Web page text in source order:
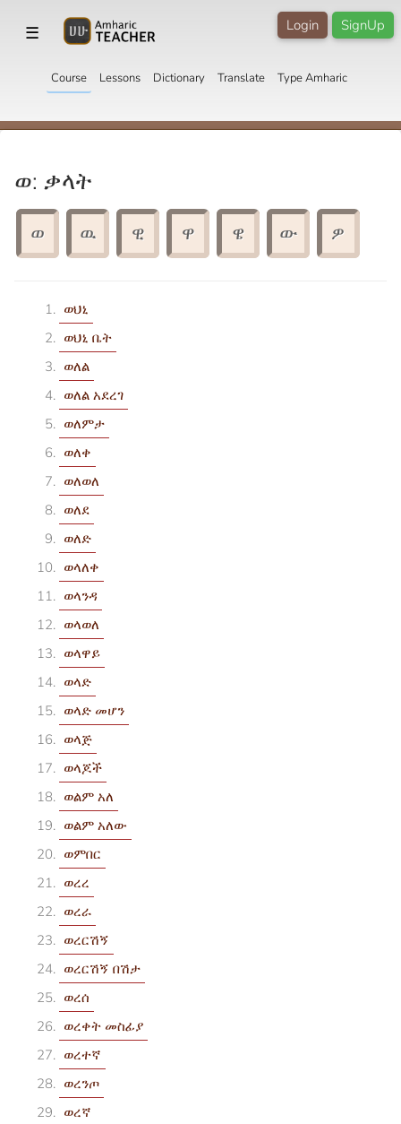
☰ SignUp
Login
Course Lessons Dictionary Translate Type Amharic
ወ: ቃላት
ወ ዉ ዊ ዋ ዌ ው ዎ
ወህኒ
ወህኒ ቤት
ወለል
ወለል አደረገ
ወለምታ
ወለቀ
ወለወለ
ወለደ
ወለድ
ወላለቀ
ወላንዳ
ወላወለ
ወላዋይ
ወላድ
ወላድ መሆን
ወላጅ
ወላጆች
ወልም አለ
ወልም አለው
ወምበር
ወረረ
ወረራ
ወረርሽኝ
ወረርሽኝ በሽታ
ወረሰ
ወረቀት መስፊያ
ወረተኛ
ወረንጦ
ወረኛ